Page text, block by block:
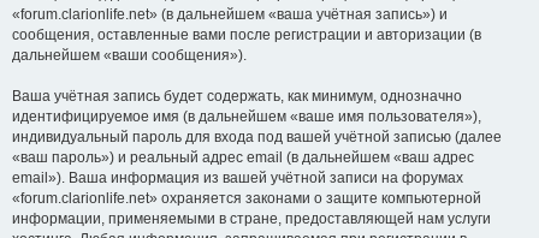
«forum.clarionlife.net» (в дальнейшем «ваша учётная запись») и
сообщения, оставленные вами после регистрации и авторизации (в
дальнейшем «ваши сообщения»).
Ваша учётная запись будет содержать, как минимум, однозначно
идентифицируемое имя (в дальнейшем «ваше имя пользователя»),
индивидуальный пароль для входа под вашей учётной записью (далее
«ваш пароль») и реальный адрес email (в дальнейшем «ваш адрес
email»). Ваша информация из вашей учётной записи на форумах
«forum.clarionlife.net» охраняется законами о защите компьютерной
информации, применяемыми в стране, предоставляющей нам услуги